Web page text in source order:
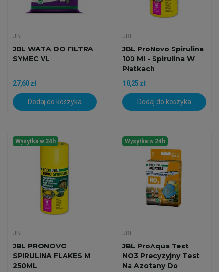
JBL
JBL WATA DO FILTRA
SYMEC VL
27,60 zł
Dodaj do koszyka
JBL
JBL ProNovo Spirulina
100 Ml - Spirulina W
Płatkach
10,25 zł
Dodaj do koszyka
Wysyłka w 24h
JBL
JBL PRONOVO
SPIRULINA FLAKES M
250ML
Wysyłka w 24h
JBL
JBL ProAqua Test
NO3 Precyzyjny Test
Na Azotany Do